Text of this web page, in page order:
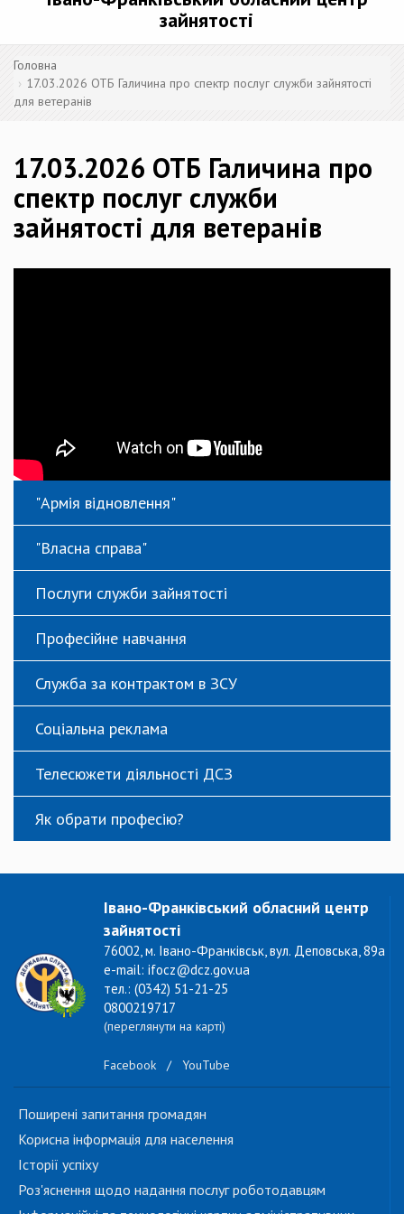
зайнятості
Головна
17.03.2026 ОТБ Галичина про спектр послуг служби зайнятості
для ветеранів
17.03.2026 ОТБ Галичина про
спектр послуг служби
зайнятості для ветеранів
"Армія відновлення"
"Власна справа"
Послуги служби зайнятості
Професійне навчання
Служба за контрактом в ЗСУ
Соціальна реклама
Телесюжети діяльності ДСЗ
Як обрати професію?
Івано-Франківський обласний центр
зайнятості
76002, м. Івано-Франківськ, вул. Деповська, 89а
e-mail: ifocz@dcz.gov.ua
тел.: (0342) 51-21-25
0800219717
(переглянути на карті)
Facebook / YouTube
Поширені запитання громадян
Корисна інформація для населення
Історії успіху
Роз'яснення щодо надання послуг роботодавцям